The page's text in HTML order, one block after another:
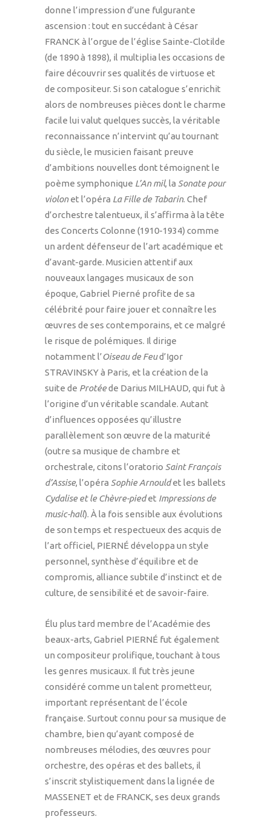
donne l’impression d’une fulgurante
ascension : tout en succédant à César
FRANCK à l’orgue de l’église Sainte-Clotilde
(de 1890 à 1898), il multiplia les occasions de
faire découvrir ses qualités de virtuose et
de compositeur. Si son catalogue s’enrichit
alors de nombreuses pièces dont le charme
facile lui valut quelques succès, la véritable
reconnaissance n’intervint qu’au tournant
du siècle, le musicien faisant preuve
d’ambitions nouvelles dont témoignent le
poème symphonique L’An mil, la Sonate pour
violonet l’opéra La Fille de Tabarin. Chef
d’orchestre talentueux, il s’affirma à la tête
des Concerts Colonne (1910-1934) comme
un ardent défenseur de l’art académique et
d’avant-garde. Musicien attentif aux
nouveaux langages musicaux de son
époque, Gabriel Pierné profite de sa
célébrité pour faire jouer et connaître les
œuvres de ses contemporains, et ce malgré
le risque de polémiques. Il dirige
notamment l’Oiseau de Feud’Igor
STRAVINSKY à Paris, et la création de la
suite de Protéede Darius MILHAUD, qui fut à
l’origine d’un véritable scandale. Autant
d’influences opposées qu’illustre
parallèlement son œuvre de la maturité
(outre sa musique de chambre et
orchestrale, citons l’oratorio Saint François
d’Assise, l’opéra Sophie Arnouldet les ballets
Cydalise et le Chèvre-piedet Impressions de
music-hall). À la fois sensible aux évolutions
de son temps et respectueux des acquis de
l’art officiel, PIERNÉ développa un style
personnel, synthèse d’équilibre et de
compromis, alliance subtile d’instinct et de
culture, de sensibilité et de savoir-faire.
Élu plus tard membre de l’Académie des
beaux-arts, Gabriel PIERNÉ fut également
un compositeur prolifique, touchant à tous
les genres musicaux. Il fut très jeune
considéré comme un talent prometteur,
important représentant de l’école
française. Surtout connu pour sa musique de
chambre, bien qu’ayant composé de
nombreuses mélodies, des œuvres pour
orchestre, des opéras et des ballets, il
s’inscrit stylistiquement dans la lignée de
MASSENET et de FRANCK, ses deux grands
professeurs.